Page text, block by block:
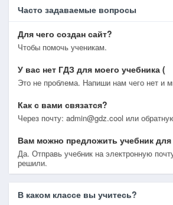
Часто задаваемые вопросы
Для чего создан сайт?
Чтобы помочь ученикам.
У вас нет ГДЗ для моего учебника (
Это не проблема. Напиши нам чего нет и
Как с вами связатся?
Через почту: admin@gdz.cool или
Вам можно предложить учебник
Да. Отправь учебник на электронную
решили.
В каком классе вы учитесь?